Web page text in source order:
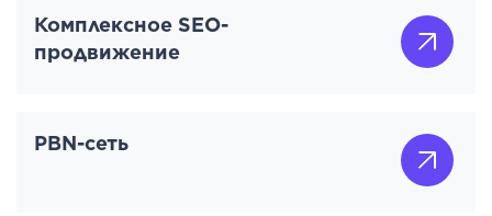
Комплексное SEO-
продвижение
PBN-сеть